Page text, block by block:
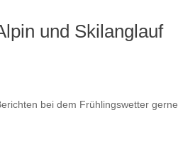
und Skilanglauf
bei dem Frühlingswetter gerne